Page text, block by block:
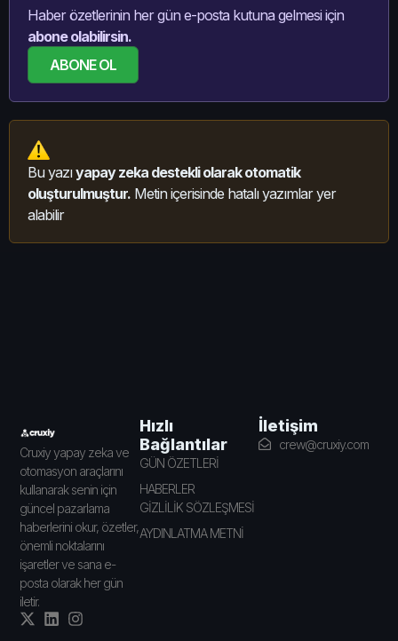
Haber özetlerinin her gün e-posta kutuna gelmesi için
abone olabilirsin.
ABONE OL
Bu yazıyapay zeka destekli olarak otomatik
oluşturulmuştur. Metin içerisinde hatalı yazımlar yer
alabilir
Cruxiy yapay zeka ve
otomasyon araçlarını
kullanarak senin için
güncel pazarlama
haberlerini okur, özetler,
önemli noktalarını
işaretler ve sana e-
posta olarak her gün
iletir.
Hızlı
Bağlantılar
GÜN ÖZETLERİ
HABERLER
GİZLİLİK SÖZLEŞMESİ
AYDINLATMA METNİ
İletişim
crew@cruxiy.com